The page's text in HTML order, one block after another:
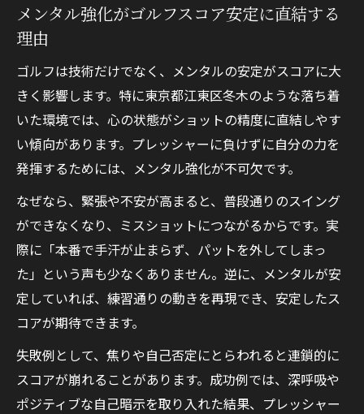
メンタル強化がゴルフスコア安定に直結する
理由
ゴルフは技術だけでなく、メンタルの安定がスコアに大
きく影響します。特に東京都江東区冬木のような落ち着
いた環境では、心の状態がショットの精度に直結しやす
い傾向があります。プレッシャーに負けずに自分の力を
発揮するためには、メンタル強化が不可欠です。
なぜなら、緊張や不安が高まると、普段通りのスイング
ができなくなり、ミスショットにつながるからです。実
際に「本番で手汗が止まらず、パットを外してしまっ
た」という声も少なくありません。逆に、メンタルが安
定していれば、練習通りの動きを再現でき、安定したス
コアが期待できます。
失敗例として、焦りや自己否定にとらわれると連鎖的に
スコアが崩れることがあります。成功例では、深呼吸や
ポジティブな自己暗示を取り入れた結果、プレッシャー